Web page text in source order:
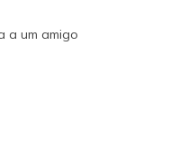
a um amigo